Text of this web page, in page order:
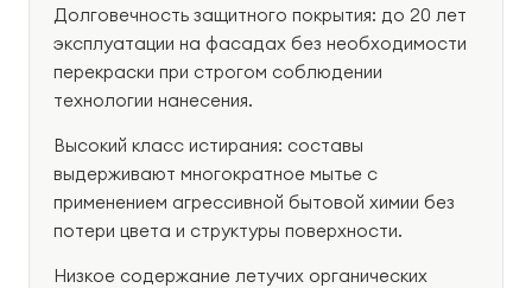
Долговечность защитного покрытия: до 20 лет
эксплуатации на фасадах без необходимости
перекраски при строгом соблюдении
технологии нанесения.
Высокий класс истирания: составы
выдерживают многократное мытье с
применением агрессивной бытовой химии без
потери цвета и структуры поверхности.
Низкое содержание летучих органических